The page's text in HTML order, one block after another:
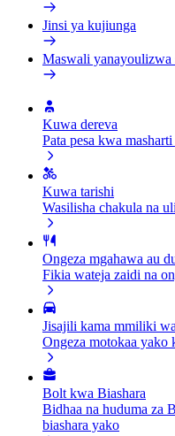
Jinsi ya kujiunga
Maswali yanayoulizwa
Kuwa dereva
Pata pesa kwa
Kuwa tarishi
Wasilisha chakula na
Ongeza mgahawa au
Fikia wateja zaidi na
Jisajili kama mmiliki
Ongeza motokaa yako
Bolt kwa Biashara
Bidhaa na huduma za
biashara yako